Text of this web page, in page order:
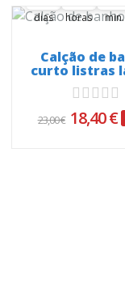
dias horas min.
Calção de
curto listras
30441
23,00 € 18,40 €